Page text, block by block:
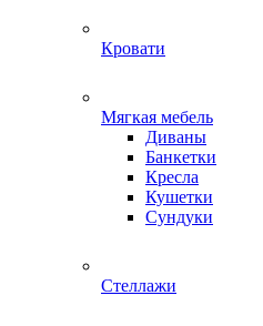
Кровати
Мягкая мебель
Диваны
Банкетки
Кресла
Кушетки
Сундуки
Стеллажи